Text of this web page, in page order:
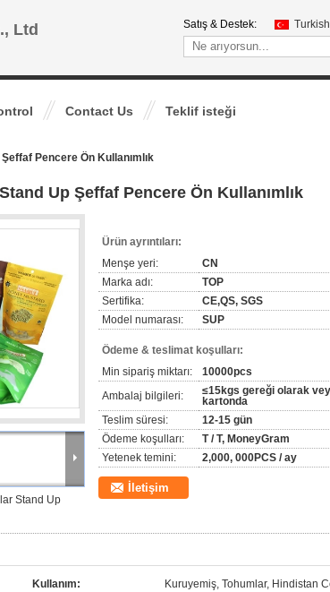
Ltd Satış & Destek: Turkish
Contact Us Teklif isteği
Pencere Ön Kullanımlık
Up Şeffaf Pencere Ön Kullanımlık
Stand Up
Ürün ayrıntıları:
Menşe yeri:
CN
Marka adı:
TOP
Sertifika:
CE,QS, SGS
Model numarası:
SUP
Ödeme & teslimat koşulları:
Min sipariş miktarı:
10000pcs
Ambalaj bilgileri:
≤15kgs gereği olarak
kartonda
Teslim süresi:
12-15 gün
Ödeme koşulları:
T / T, MoneyGram
Yetenek temini:
2,000, 000PCS / ay
İletişim
Kullanım: Kuruyemiş, Tohumlar, Hindistan